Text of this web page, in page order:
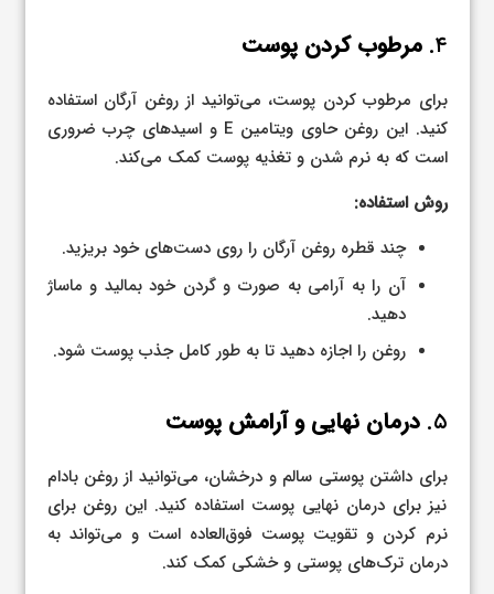
۴. مرطوب کردن پوست
برای مرطوب کردن پوست، می‌توانید از روغن آرگان استفاده
کنید. این روغن حاوی ویتامین E و اسیدهای چرب ضروری
است که به نرم شدن و تغذیه پوست کمک می‌کند.
روش استفاده:
چند قطره روغن آرگان را روی دست‌های خود بریزید.
آن را به آرامی به صورت و گردن خود بمالید و ماساژ
دهید.
روغن را اجازه دهید تا به طور کامل جذب پوست شود.
۵. درمان نهایی و آرامش پوست
برای داشتن پوستی سالم و درخشان، می‌توانید از روغن بادام
نیز برای درمان نهایی پوست استفاده کنید. این روغن برای
نرم کردن و تقویت پوست فوق‌العاده است و می‌تواند به
درمان ترک‌های پوستی و خشکی کمک کند.